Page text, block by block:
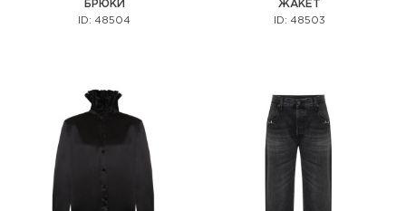
БРЮКИ
ID: 48504
ЖАКЕТ
ID: 48503